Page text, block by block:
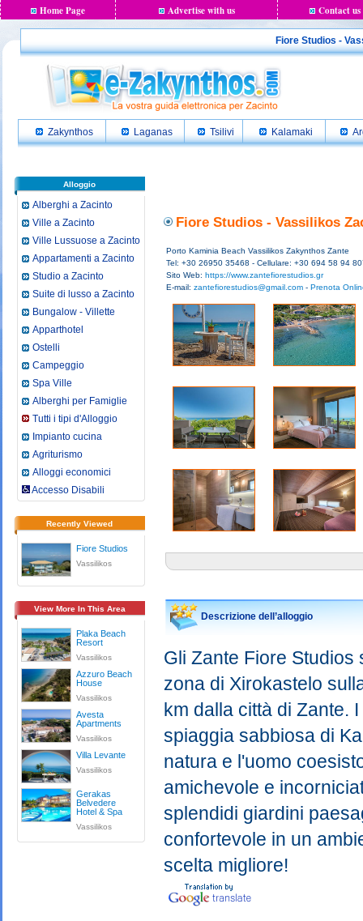
Home Page Advertise with us Contact us
Fiore Studios -
Zakynthos Laganas Tsilivi Kalamaki
Alloggio
Alberghi a Zacinto
Ville a Zacinto
Ville Lussuose a Zacinto
Appartamenti a Zacinto
Studio a Zacinto
Suite di lusso a Zacinto
Bungalow - Villette
Apparthotel
Ostelli
Campeggio
Spa Ville
Alberghi per Famiglie
Tutti i tipi d'Alloggio
Impianto cucina
Agriturismo
Alloggi economici
Accesso Disabili
Recently Viewed
Fiore Studios
Vassilikos
View More In This Area
Plaka Beach
Resort
Vassilikos
Azzuro Beach
House
Vassilikos
Avesta
Apartments
Vassilikos
Villa Levante
Vassilikos
Gerakas
Belvedere
Hotel & Spa
Vassilikos
Fiore Studios - Vassilikos
Porto Kaminia Beach Vassilikos Zakynthos Zante
Tel: +30 26950 35468 - Cellulare: +30 694 58 94
Sito Web: https://www.zantefiorestudios.gr
E-mail: zantefiorestudios@gmail.com - Prenota
Descrizione dell’alloggio
Gli Zante Fiore
zona di Xirokastelo
km dalla città di Zante.
spiaggia sabbiosa di
natura e l'uomo
amichevole e
splendidi giardini
confortevole in un
scelta migliore!